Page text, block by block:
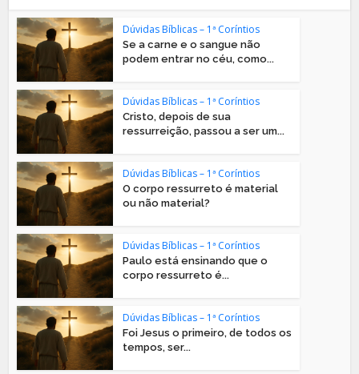
Dúvidas Bíblicas – 1ª Coríntios
Se a carne e o sangue não
podem entrar no céu, como...
Dúvidas Bíblicas – 1ª Coríntios
Cristo, depois de sua
ressurreição, passou a ser um...
Dúvidas Bíblicas – 1ª Coríntios
O corpo ressurreto é material
ou não material?
Dúvidas Bíblicas – 1ª Coríntios
Paulo está ensinando que o
corpo ressurreto é...
Dúvidas Bíblicas – 1ª Coríntios
Foi Jesus o primeiro, de todos os
tempos, ser...